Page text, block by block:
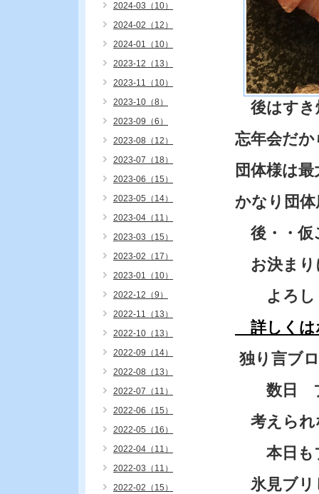
後はすき
忘年会だ
団体様は
かなり団
後・・仮
お決まり
よろし
詳しくは
独り言ブ
数日 ブ
考えられ
本日もブ
氷見ブリ
2024-03（10）
2024-02（12）
2024-01（10）
2023-12（13）
2023-11（10）
2023-10（8）
2023-09（6）
2023-08（12）
2023-07（18）
2023-06（15）
2023-05（14）
2023-04（11）
2023-03（15）
2023-02（17）
2023-01（10）
2022-12（9）
2022-11（13）
2022-10（13）
2022-09（14）
2022-08（13）
2022-07（11）
2022-06（15）
2022-05（16）
2022-04（11）
2022-03（11）
2022-02（15）